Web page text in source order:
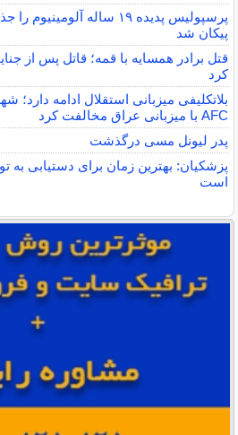
پرسپولیس پدیده ۱۹ ساله
پیکان شد
قتل برادر همسایه با قمه؛ قاتل پس از
کرد
بلاتکلیفی میزبانی استقلال ادامه دارد؛
AFC با میزبانی عراق مخالفت کرد
پدر لیونل مسی درگذشت
پزشکیان: بهترین زمان برای دستیابی به
است